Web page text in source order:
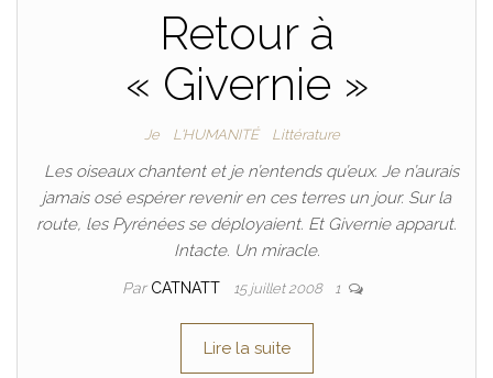
Retour à
« Givernie »
Je L'HUMANITÉ Littérature
Les oiseaux chantent et je n’entends qu’eux. Je n’aurais
jamais osé espérer revenir en ces terres un jour. Sur la
route, les Pyrénées se déployaient. Et Givernie apparut.
Intacte. Un miracle.
Par CATNATT 15 juillet 2008 1
Lire la suite